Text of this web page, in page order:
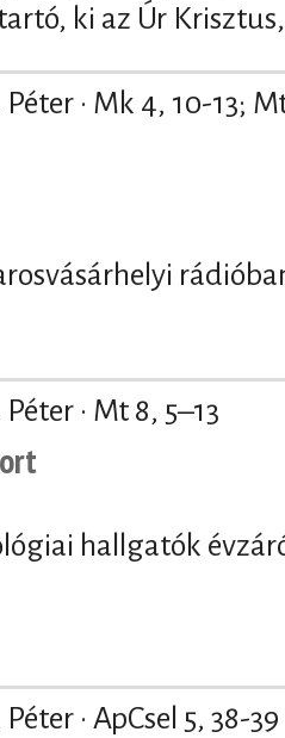
ki az Úr
· Mk 4, 10-13;
· Mt 8, 5–13
hallgatók
· ApCsel 5, 38-39